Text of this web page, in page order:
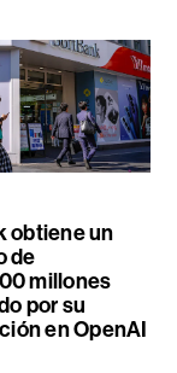
obtiene un
de
millones
por su
en OpenAI